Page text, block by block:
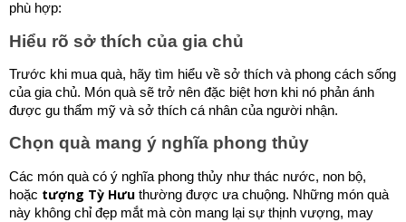
phù hợp:
Hiểu rõ sở thích của gia chủ
Trước khi mua quà, hãy tìm hiểu về sở thích và phong cách sống
của gia chủ. Món quà sẽ trở nên đặc biệt hơn khi nó phản ánh
được gu thẩm mỹ và sở thích cá nhân của người nhận.
Chọn quà mang ý nghĩa phong thủy
Các món quà có ý nghĩa phong thủy như thác nước, non bộ,
hoặc tượng Tỳ Hưu thường được ưa chuộng. Những món quà
này không chỉ đẹp mắt mà còn mang lại sự thịnh vượng, may